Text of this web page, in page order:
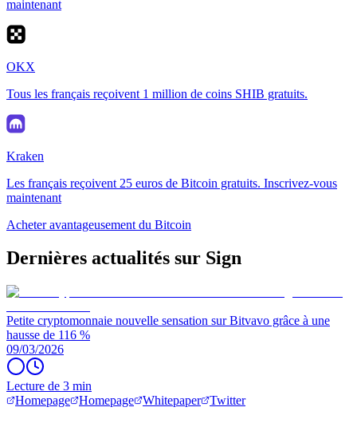
maintenant
OKX
Tous les français reçoivent 1 million de coins SHIB gratuits.
Kraken
Les français reçoivent 25 euros de Bitcoin gratuits. Inscrivez-vous
maintenant
Acheter avantageusement du Bitcoin
Dernières actualités sur Sign
Petite cryptomonnaie nouvelle sensation sur Bitvavo grâce à une
hausse de 116 %
09/03/2026
Lecture de 3 min
Homepage
Homepage Whitepaper Twitter